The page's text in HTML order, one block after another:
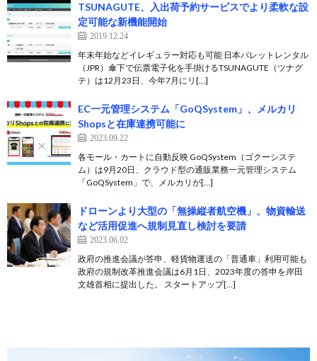
TSUNAGUTE、入出荷予約サービスでより柔軟な設
定可能な新機能開始
2019.12.24
年末年始などイレギュラー対応も可能 日本パレットレンタル
（JPR）傘下で伝票電子化を手掛けるTSUNAGUTE（ツナグ
テ）は12月23日、今年7月にリ[…]
EC一元管理システム「GoQSystem」、メルカリ
Shopsと在庫連携可能に
2023.09.22
各モール・カートに自動反映 GoQSystem（ゴクーシステ
ム）は9月20日、クラウド型の通販業務一元管理システム
「GoQSystem」で、メルカリが[…]
ドローンより大型の「無操縦者航空機」、物資輸送
など活用促進へ規制見直し検討を要請
2023.06.02
政府の推進会議が答申、軽貨物運送の「普通車」利用可能も
政府の規制改革推進会議は6月1日、2023年度の答申を岸田
文雄首相に提出した。 スタートアップ[…]